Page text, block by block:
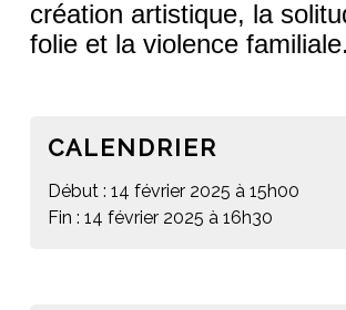
création artistique, la
folie et la violence familiale.
CALENDRIER
Début : 14 février 2025 à 15h00
Fin : 14 février 2025 à 16h30